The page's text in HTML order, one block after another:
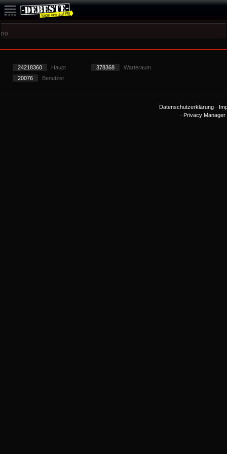
no
24218360 Haupt 378368
Warteraum
20076
Benutzer
Datenschutzerklärung-
- Privacy Manager